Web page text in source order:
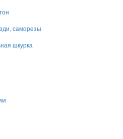
саморезы
шкурка